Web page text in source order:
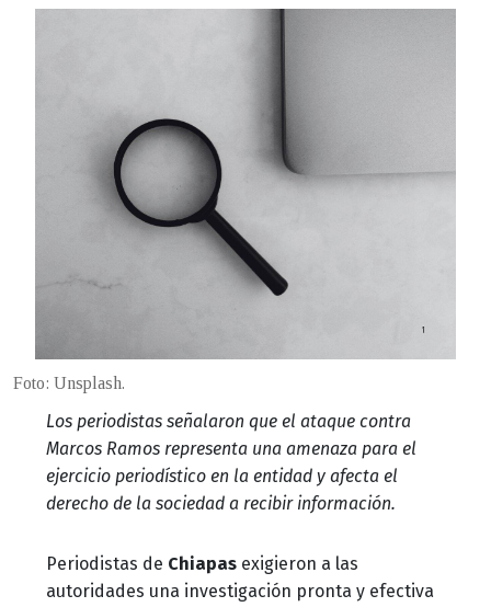
Foto: Unsplash.
Los periodistas señalaron que el ataque contra
Marcos Ramos representa una amenaza para el
ejercicio periodístico en la entidad y afecta el
derecho de la sociedad a recibir información.
Periodistas de Chiapas exigieron a las
autoridades una investigación pronta y efectiva